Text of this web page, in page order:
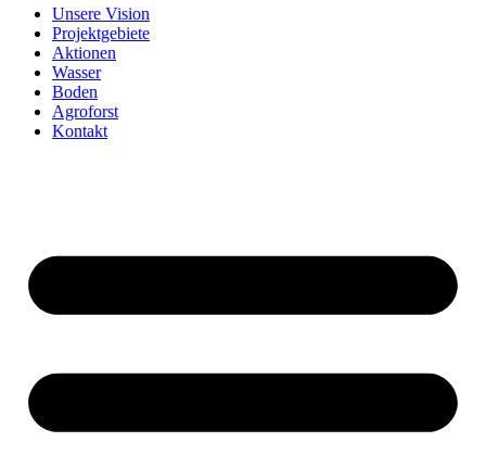
Unsere Vision
Projektgebiete
Aktionen
Wasser
Boden
Agroforst
Kontakt